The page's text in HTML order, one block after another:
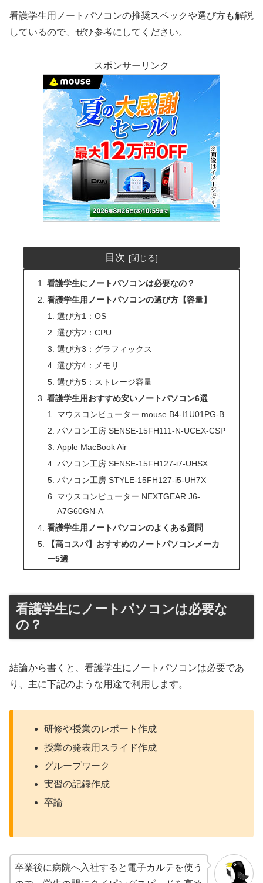
看護学生用ノートパソコンの推奨スペックや選び方も解説
しているので、ぜひ参考にしてください。
スポンサーリンク
目次
看護学生にノートパソコンは必要なの？
看護学生用ノートパソコンの選び方【容量】
選び方1：OS
選び方2：CPU
選び方3：グラフィックス
選び方4：メモリ
選び方5：ストレージ容量
看護学生用おすすめ安いノートパソコン6選
マウスコンピューター mouse B4-I1U01PG-B
パソコン工房 SENSE-15FH111-N-UCEX-CSP
Apple MacBook Air
パソコン工房 SENSE-15FH127-i7-UHSX
パソコン工房 STYLE-15FH127-i5-UH7X
マウスコンピューター NEXTGEAR J6-
A7G60GN-A
看護学生用ノートパソコンのよくある質問
【高コスパ】おすすめのノートパソコンメーカ
ー5選
看護学生にノートパソコンは必要な
の？
結論から書くと、看護学生にノートパソコンは必要であ
り、主に下記のような用途で利用します。
研修や授業のレポート作成
授業の発表用スライド作成
グループワーク
実習の記録作成
卒論
卒業後に病院へ入社すると電子カルテを使う